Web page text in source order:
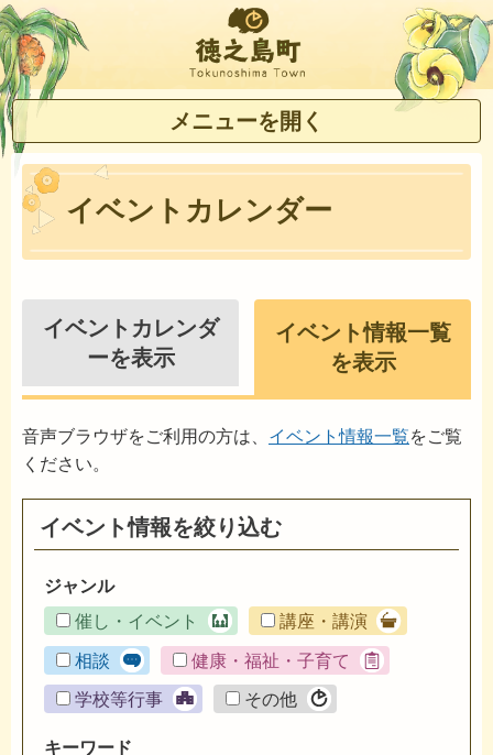
徳之島町
メニューを開く
イベントカレンダー
イベントカレンダ
ーを表示
イベント情報一覧
を表示
音声ブラウザをご利用の方は、 イベント情報一覧をご覧
ください。
イベント情報を絞り込む
ジャンル
催し・イベント
講座・講演
相談 健康・福祉・子育て
学校等行事 その他
キーワード